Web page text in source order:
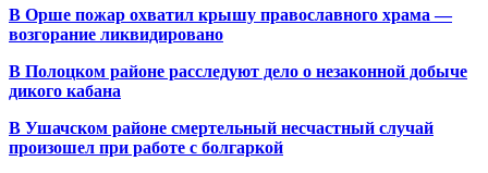
В Орше пожар охватил крышу православного храма —
возгорание ликвидировано
В Полоцком районе расследуют дело о незаконной добыче
дикого кабана
В Ушачском районе смертельный несчастный случай
произошел при работе с болгаркой